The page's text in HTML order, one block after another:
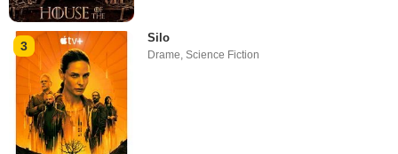
3
Silo
Drame,Science Fiction